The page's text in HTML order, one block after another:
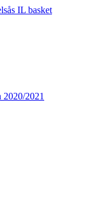
IL basket
2020/2021